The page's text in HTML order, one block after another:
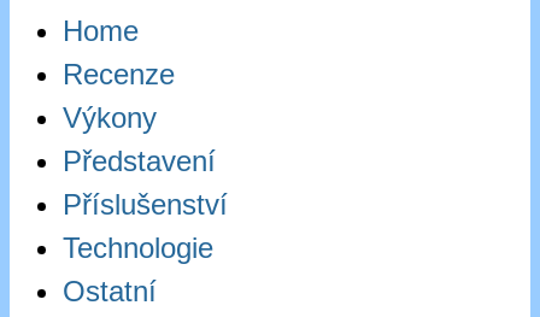
Home
Recenze
Výkony
Představení
Příslušenství
Technologie
Ostatní